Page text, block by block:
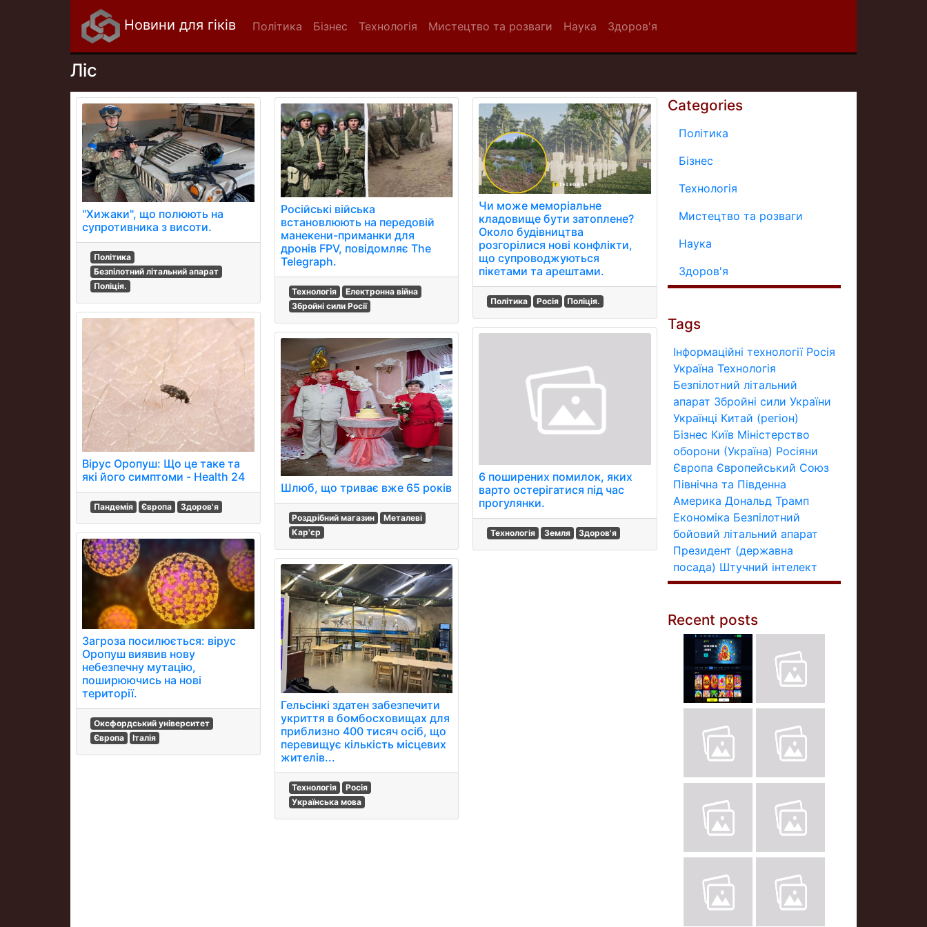
Новини для гіків Політика Бізнес Технологія Мистецтво та розваги Наука Здоров'я
Ліс
"Хижаки", що полюють на
супротивника з висоти.
Політика
Безпілотний літальний апарат
Поліція.
Вірус Оропуш: Що це таке та
які його симптоми - Health 24
Пандемія Європа Здоров'я
Загроза посилюється: вірус
Оропуш виявив нову
небезпечну мутацію,
поширюючись на нові
території.
Оксфордський університет
Європа
Італія
Російські війська
встановлюють на передовій
манекени-приманки для
дронів FPV, повідомляє The
Telegraph.
Технологія
Електронна війна
Збройні сили Росії
Шлюб, що триває вже 65 років
Роздрібний магазин
Металеві
Кар'єр
Гельсінкі здатен забезпечити
укриття в бомбосховищах для
приблизно 400 тисяч осіб, що
перевищує кількість місцевих
жителів...
Технологія
Росія
Українська мова
Чи може меморіальне
кладовище бути затоплене?
Около будівництва
розгорілися нові конфлікти,
що супроводжуються
пікетами та арештами.
Політика Росія Поліція.
6 поширених помилок, яких
варто остерігатися під час
прогулянки.
Технологія Земля Здоров'я
Categories
Політика
Бізнес
Технологія
Мистецтво та розваги
Наука
Здоров'я
Tags
Інформаційні технології Росія
Україна Технологія
Безпілотний літальний
апарат Збройні сили України
Українці Китай (регіон)
Бізнес Київ Міністерство
оборони (Україна) Росіяни
Європа Європейський Союз
Північна та Південна
Америка Дональд Трамп
Економіка Безпілотний
бойовий літальний апарат
Президент (державна
посада) Штучний інтелект
Recent posts